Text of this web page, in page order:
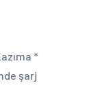
*
şarj